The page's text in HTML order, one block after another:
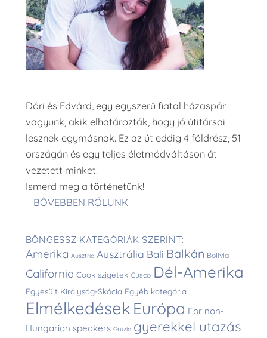
Dóri és Edvárd, egy egyszerű fiatal házaspár
vagyunk, akik elhatározták, hogy jó útitársai
lesznek egymásnak. Ez az út eddig 4 földrész, 51
országán és egy teljes életmódváltáson át
vezetett minket.
Ismerd meg a történetünk!
BŐVEBBEN RÓLUNK
BÖNGÉSSZ KATEGÓRIÁK SZERINT:
Amerika Ausztria Ausztrália Bali Balkán Bolívia
California Cook szigetek Cusco Dél-Amerika
Egyesült Királyság-Skócia Egyéb kategória
Elmélkedések Európa For non-
Hungarian speakers Grúzia gyerekkel utazás